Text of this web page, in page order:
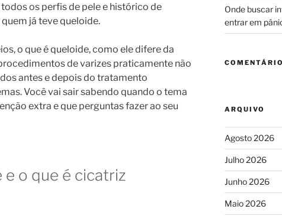
os perfis de pele e histórico de
já teve queloide.
o que é queloide, como ele difere da
de varizes praticamente não
antes e depois do tratamento
Você vai sair sabendo quando o tema
extra e que perguntas fazer ao seu
e o que é cicatriz
Onde buscar
entrar em
ARQUIVO
Agosto 2026
Julho 2026
Junho 2026
Maio 2026